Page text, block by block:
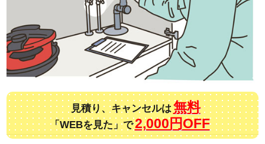
見積り、キャンセルは 無料
「WEBを見た」で2,000円OFF